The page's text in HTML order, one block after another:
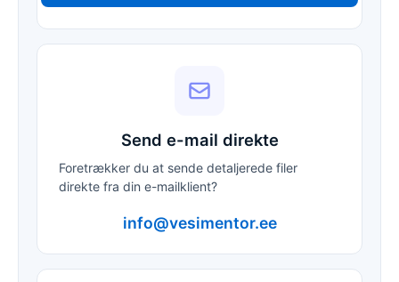
Send e-mail direkte
Foretrækker du at sende detaljerede filer
direkte fra din e-mailklient?
info@vesimentor.ee